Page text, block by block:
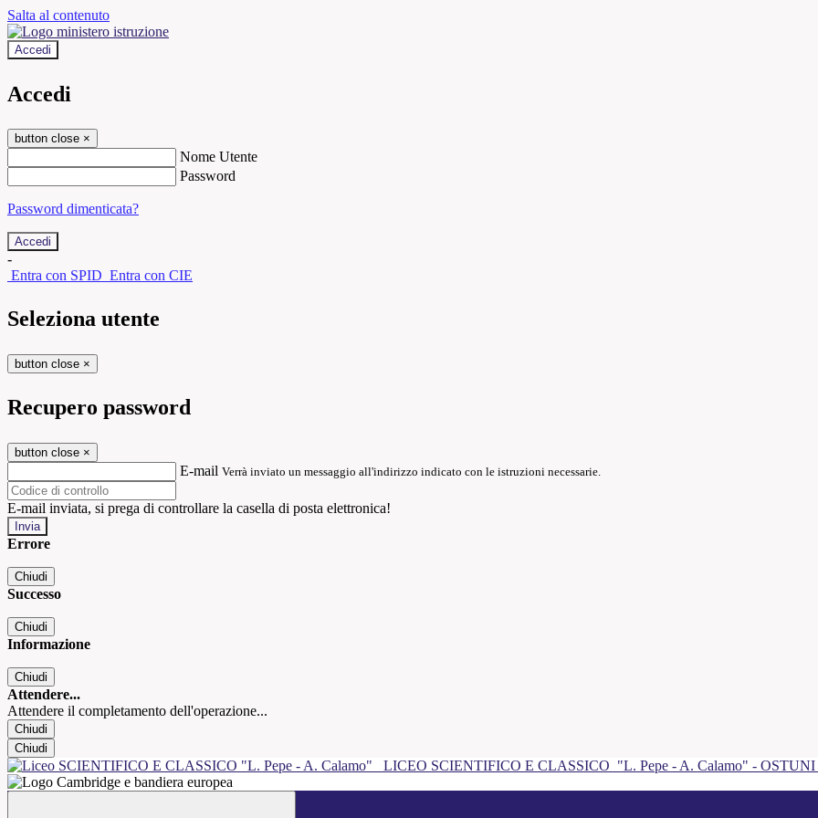
Salta al contenuto
Accedi
Accedi
button close ×
Nome Utente
Password
Password dimenticata?
-
Entra con SPID Entra con CIE
Seleziona utente
button close ×
Recupero password
button close ×
E-mail Verrà inviato un messaggio all'indirizzo indicato con le istruzioni necessarie.
E-mail inviata, si prega di controllare la casella di posta elettronica!
Errore
Chiudi
Successo
Chiudi
Informazione
Chiudi
Attendere...
Attendere il completamento dell'operazione...
Chiudi
Chiudi
LICEO SCIENTIFICO E CLASSICO "L. Pepe - A. Calamo" - OSTUNI